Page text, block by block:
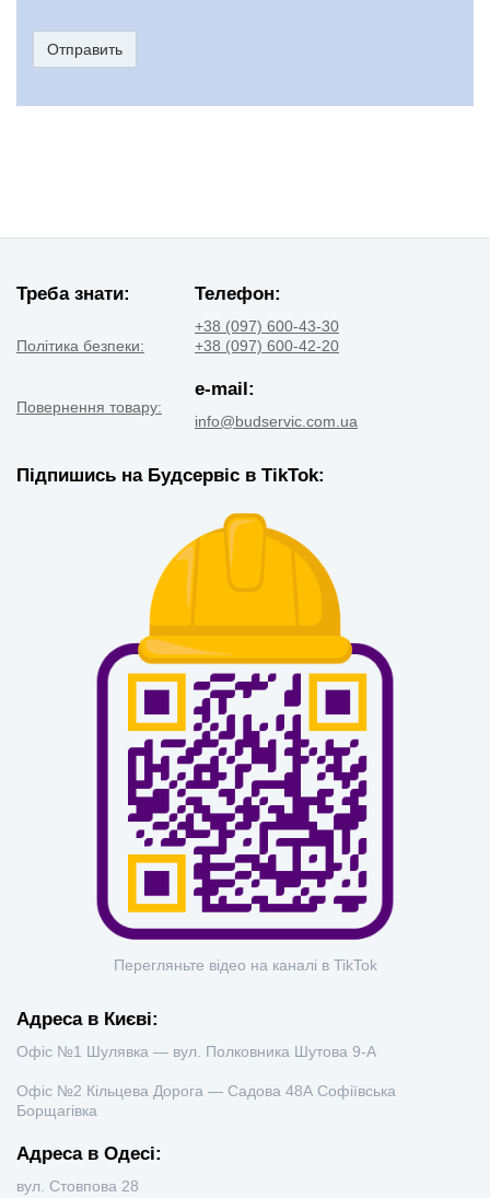
Отправить
Треба знати:
Політика безпеки:
Повернення товару:
Телефон:
+38 (097) 600-43-30
+38 (097) 600-42-20
e-mail:
info@budservic.com.ua
Підпишись на Будсервіс в TikTok:
Перегляньте відео на каналі в TikTok
Адреса в Києві:
Офіс №1 Шулявка — вул. Полковника Шутова 9-А
Офіс №2 Кільцева Дорога — Садова 48А Софіївська
Борщагівка
Адреса в Одесі:
вул. Стовпова 28